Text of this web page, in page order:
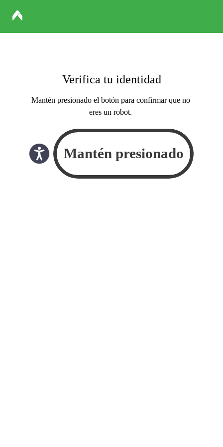
Verifica tu identidad
Mantén presionado el botón para confirmar que no
eres un robot.